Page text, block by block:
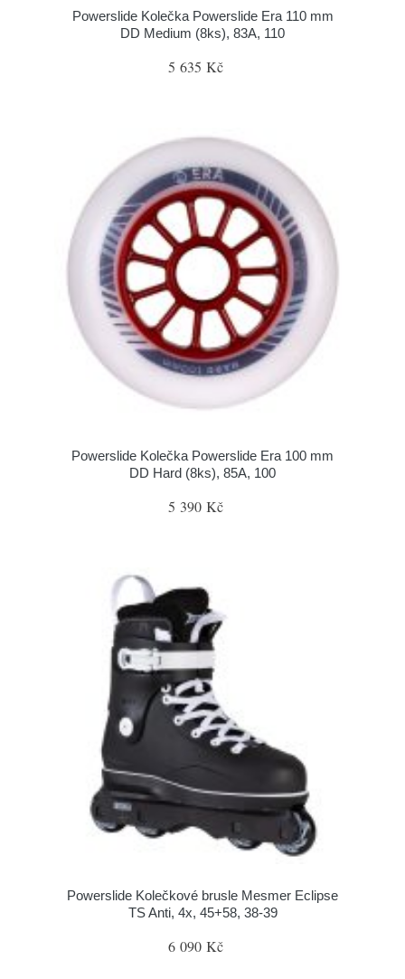
Powerslide Kolečka Powerslide Era 110 mm
DD Medium (8ks), 83A, 110
5 635 Kč
Powerslide Kolečka Powerslide Era 100 mm
DD Hard (8ks), 85A, 100
5 390 Kč
Powerslide Kolečkové brusle Mesmer Eclipse
TS Anti, 4x, 45+58, 38-39
6 090 Kč